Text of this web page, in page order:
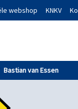
webshop KNKV
Bastian van Essen